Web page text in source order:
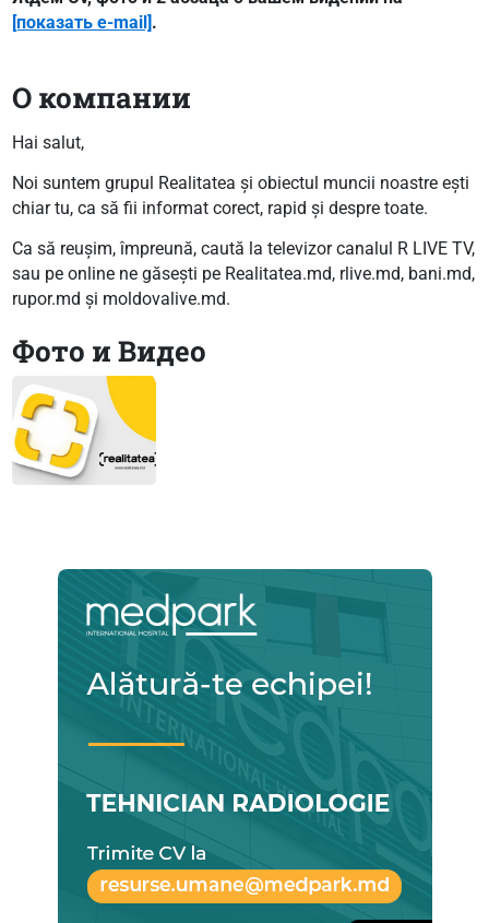
[показать e-mail].
О компании
Hai salut,
Noi suntem grupul Realitatea și obiectul muncii noastre ești
chiar tu, ca să fii informat corect, rapid și despre toate.
Ca să reușim, împreună, caută la televizor canalul R LIVE TV,
sau pe online ne găsești pe Realitatea.md, rlive.md, bani.md,
rupor.md și moldovalive.md.
Фото и Видео